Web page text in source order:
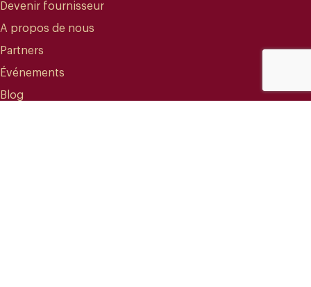
Devenir fournisseur
A propos de nous
Partners
Événements
Blog